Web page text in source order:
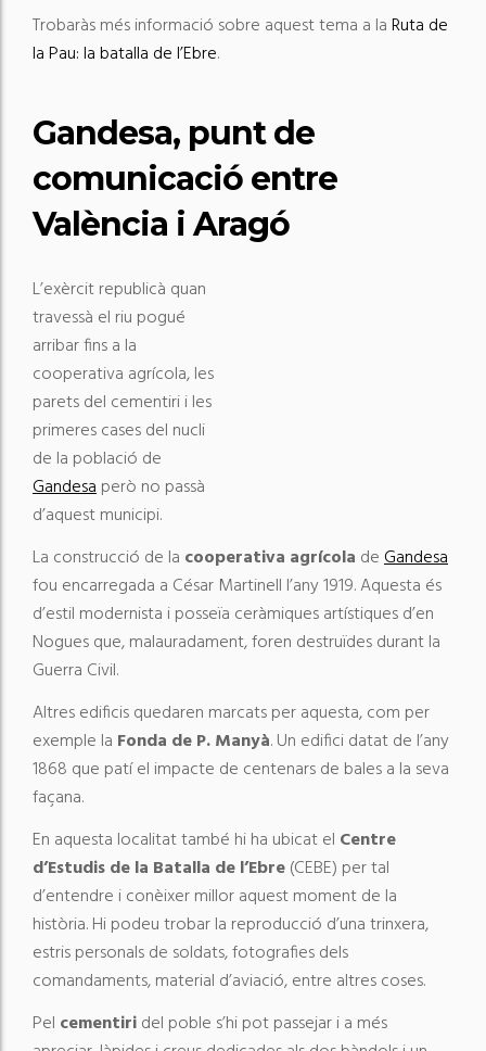
Trobaràs més informació sobre aquest tema a laRuta de
la Pau: la batalla de l’Ebre.
Gandesa, punt de
comunicació entre
València i Aragó
L’exèrcit republicà quan
travessà el riu pogué
arribar fins a la
cooperativa agrícola, les
parets del cementiri i les
primeres cases del nucli
de la població de
Gandesaperò no passà
d’aquest municipi.
La construcció de la cooperativa agrícola deGandesa
fou encarregada a César Martinell l’any 1919. Aquesta és
d’estil modernista i posseïa ceràmiques artístiques d’en
Nogues que, malauradament, foren destruïdes durant la
Guerra Civil.
Altres edificis quedaren marcats per aquesta, com per
exemple la Fonda de P. Manyà. Un edifici datat de l’any
1868 que patí el impacte de centenars de bales a la seva
façana.
En aquesta localitat també hi ha ubicat el Centre
d’Estudis de la Batalla de l’Ebre(CEBE) per tal
d’entendre i conèixer millor aquest moment de la
història. Hi podeu trobar la reproducció d’una trinxera,
estris personals de soldats, fotografies dels
comandaments, material d’aviació, entre altres coses.
Pel cementiridel poble s’hi pot passejar i a més